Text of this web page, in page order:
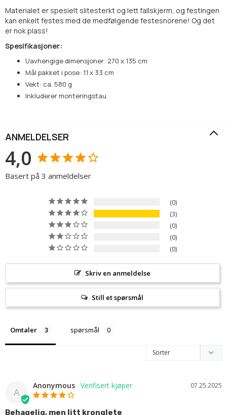
Materialet er spesielt slitesterkt og lett fallskjerm, og festingen
kan enkelt festes med de medfølgende festesnorene! Og det
er nok plass!
Spesifikasjoner:
Uavhengige dimensjoner: 270 x 135 cm
Mål pakket i pose: 11 x 33 cm
Vekt: ca. 580 g
Inkluderer monteringstau
ANMELDELSER
4,0
Basert på 3 anmeldelser
0
3
0
0
0
Skriv en anmeldelse
Still et spørsmål
Omtaler spørsmål
A
07.25.2025
Anonymous
Behagelig, men litt kronglete